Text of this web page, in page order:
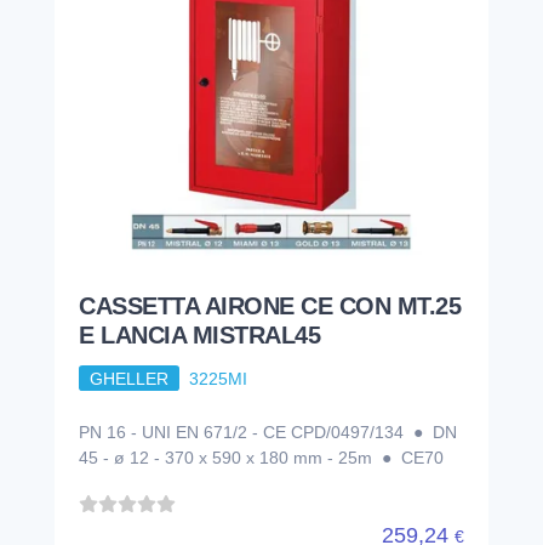
CASSETTA AIRONE CE CON MT.25
E LANCIA MISTRAL45
GHELLER 3225MI
PN 16 - UNI EN 671/2 - CE CPD/0497/134 ● DN
45 - ø 12 - 370 x 590 x 180 mm - 25m ● CE70
259,24 €